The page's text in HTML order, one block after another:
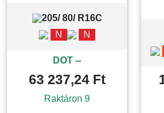
205/ 80/ R16C
N
N
DOT --
63 237,24 Ft
Raktáron 9